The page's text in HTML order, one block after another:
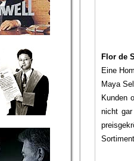
Flor de
Eine
Maya
Kunden
nicht